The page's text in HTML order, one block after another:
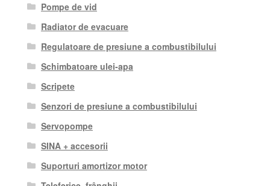
Pompe de vid
Radiator de evacuare
Regulatoare de presiune a combustibilului
Schimbatoare ulei-apa
Scripete
Senzori de presiune a combustibilului
Servopompe
SINA + accesorii
Suporturi amortizor motor